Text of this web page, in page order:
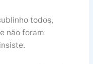
todos,
não foram